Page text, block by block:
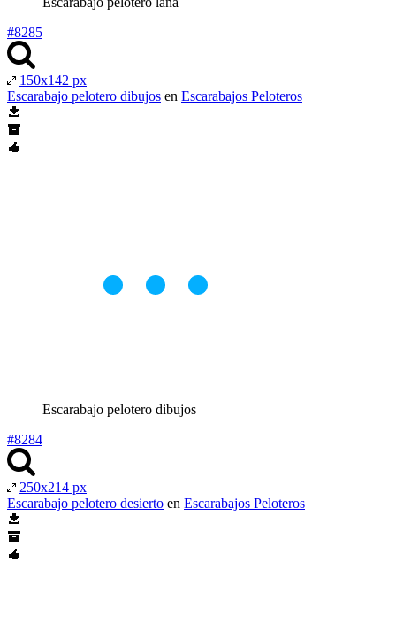
#8285
150x142 px
Escarabajo pelotero dibujos en Escarabajos Peloteros
Escarabajo pelotero dibujos
#8284
250x214 px
Escarabajo pelotero desierto en Escarabajos Peloteros